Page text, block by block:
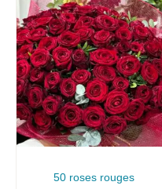
50 roses rouges